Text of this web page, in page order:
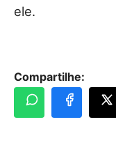
ele.
Compartilhe: